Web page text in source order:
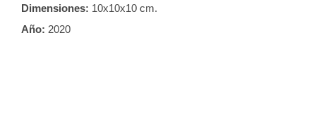
Dimensiones: 10x10x10 cm.
Año: 2020